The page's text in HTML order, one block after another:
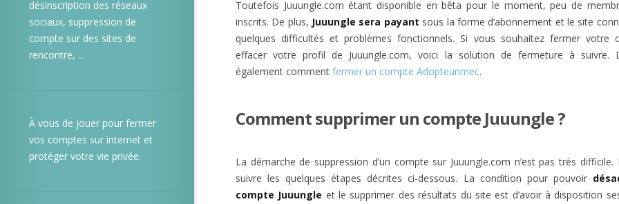
désinscription des réseaux
sociaux, suppression de
compte sur des sites de
rencontre, ...
À vous de jouer pour fermer
vos comptes sur internet et
protéger votre vie privée.
Toutefois Juuungle.com étant disponible en bêta pour le moment, peu de
inscrits. De plus, Juuungle sera payant sous la forme d’abonnement et le site
quelques difficultés et problèmes fonctionnels. Si vous souhaitez fermer votre
effacer votre profil de Juuungle.com, voici la solution de fermeture à suivre.
également comment fermer un compte Adopteunmec.
Comment supprimer un compte Juuungle ?
La démarche de suppression d’un compte sur Juuungle.com n’est pas très
suivre les quelques étapes décrites ci-dessous. La condition pour pouvoir
compte Juuungle et le supprimer des résultats du site est d’avoir à disposition